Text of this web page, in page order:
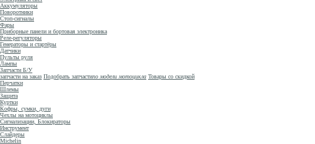
Аккумуляторы
Поворотники
Стоп-сигналы
Фары
Приборные панели и бортовая электроника
Реле-регуляторы
Генераторы и стартёры
Датчики
Пульты руля
Лампы
Запчасти Б/У
запчасти на заказ Подобрать запчастипо модели мотоцикла Товары со скидкой
Перчатки
Шлемы
Защита
Куртки
Кофры, сумки, дуги
Чехлы на мотоциклы
Сигнализации, Блокираторы
Инструмент
Слайдеры
Michelin